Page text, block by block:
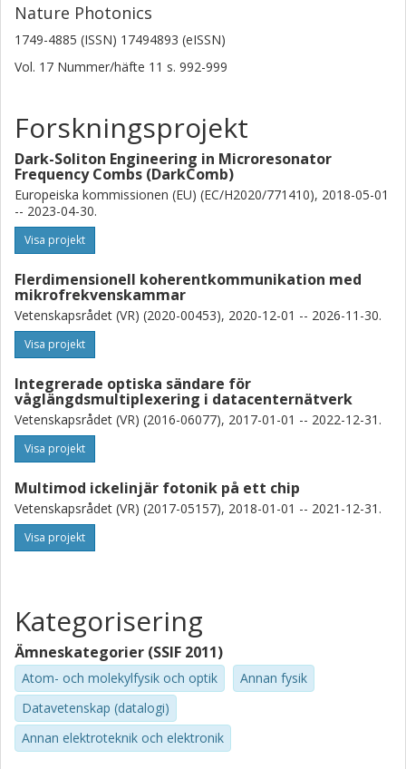
Nature Photonics
1749-4885 (ISSN) 17494893 (eISSN)
Vol. 17 Nummer/häfte 11 s. 992-999
Forskningsprojekt
Dark-Soliton Engineering in Microresonator
Frequency Combs (DarkComb)
Europeiska kommissionen (EU) (EC/H2020/771410), 2018-05-01
-- 2023-04-30.
Visa projekt
Flerdimensionell koherentkommunikation med
mikrofrekvenskammar
Vetenskapsrådet (VR) (2020-00453), 2020-12-01 -- 2026-11-30.
Visa projekt
Integrerade optiska sändare för
våglängdsmultiplexering i datacenternätverk
Vetenskapsrådet (VR) (2016-06077), 2017-01-01 -- 2022-12-31.
Visa projekt
Multimod ickelinjär fotonik på ett chip
Vetenskapsrådet (VR) (2017-05157), 2018-01-01 -- 2021-12-31.
Visa projekt
Kategorisering
Ämneskategorier (SSIF 2011)
Atom- och molekylfysik och optik
Annan fysik
Datavetenskap (datalogi)
Annan elektroteknik och elektronik